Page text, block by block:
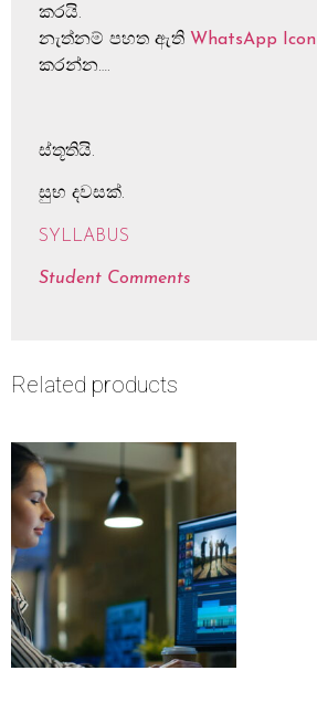
කරයි.
නැත්නම් පහත ඇති WhatsApp Icon
කරන්න….
ස්තූතියි.
සුභ දවසක්.
SYLLABUS
Student Comments
Related products